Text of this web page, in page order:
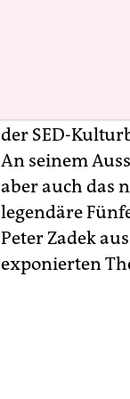
versagte ihm
der SED-
An seinem
aber auch das
legendäre
Peter Zadek
exponierten